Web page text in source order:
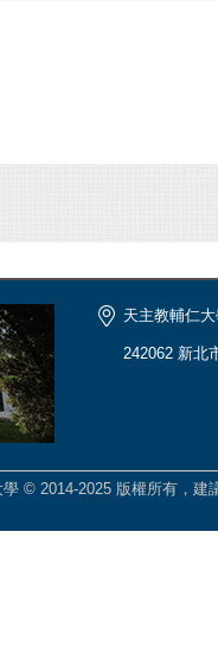
天主教輔仁
242062 新北
學 © 2014-2025 版權所有，